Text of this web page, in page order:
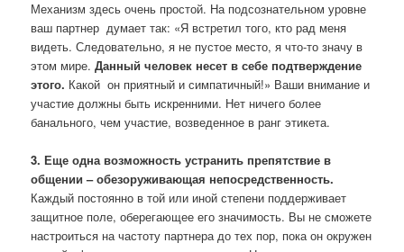
Механизм здесь очень простой. На подсознательном уровне
ваш партнер думает так: «Я встретил того, кто рад меня
видеть. Следовательно, я не пустое место, я что-то значу в
этом мире.Данный человек несет в себе подтверждение
этого. Какой он приятный и симпатичный!» Ваши внимание и
участие должны быть искренними. Нет ничего более
банального, чем участие, возведенное в ранг этикета.
3. Еще одна возможность устранить препятствие в
общении – обезоруживающая непосредственность.
Каждый постоянно в той или иной степени поддерживает
защитное поле, оберегающее его значимость. Вы не сможете
настроиться на частоту партнера до тех пор, пока он окружен